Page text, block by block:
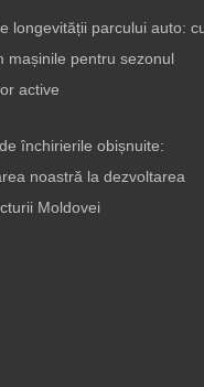
longevității parcului auto:
mașinile pentru sezonul
active
închirierile obișnuite:
noastră la dezvoltarea
Moldovei